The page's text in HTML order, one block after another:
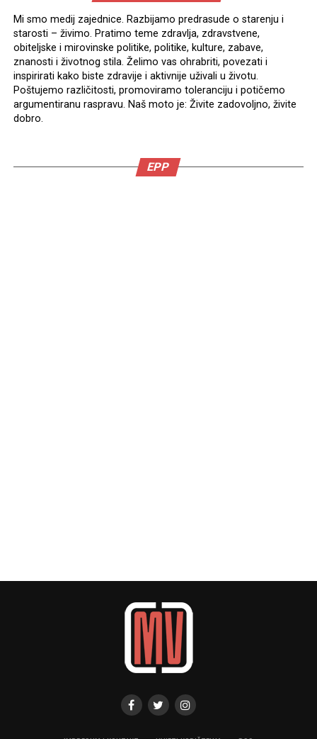
Mi smo medij zajednice. Razbijamo predrasude o starenju i
starosti – živimo. Pratimo teme zdravlja, zdravstvene,
obiteljske i mirovinske politike, politike, kulture, zabave,
znanosti i životnog stila. Želimo vas ohrabriti, povezati i
inspirirati kako biste zdravije i aktivnije uživali u životu.
Poštujemo različitosti, promoviramo toleranciju i potičemo
argumentiranu raspravu. Naš moto je: Živite zadovoljno, živite
dobro.
EPP